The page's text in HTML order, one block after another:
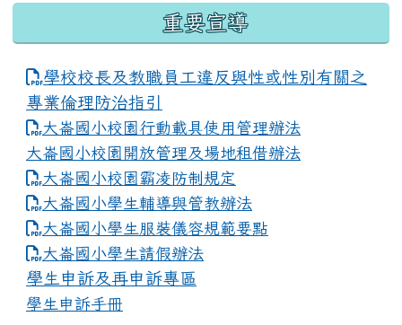
重要宣導
學校校長及教職員工違反與性或性別有關之
專業倫理防治指引
大崙國小校園行動載具使用管理辦法
大崙國小校園開放管理及場地租借辦法
大崙國小校園霸凌防制規定
大崙國小學生輔導與管教辦法
大崙國小學生服裝儀容規範要點
link to https://www.dles.tyc.edu.tw/uploads/
大崙國小學生請假辦法
學生申訴及再申訴專區
學生申訴手冊